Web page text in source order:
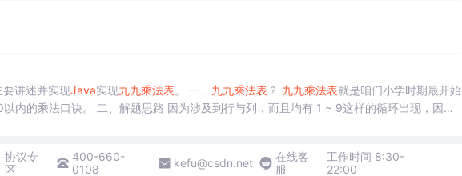
讲述并实现Java实现九九乘法表 。 一、 九九乘法表 ？ 九九乘法表就是咱们小学时期最开始
而且均有 1 ~ 9这样的循环出现，因此
协议专
区
400-660-
0108
kefu@csdn.net
在线客
服
工作时间 8:30-
22:00